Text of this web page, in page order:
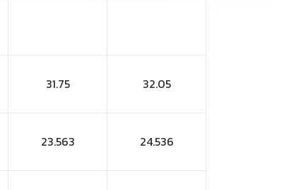
31.75 32.05
23.563 24.536